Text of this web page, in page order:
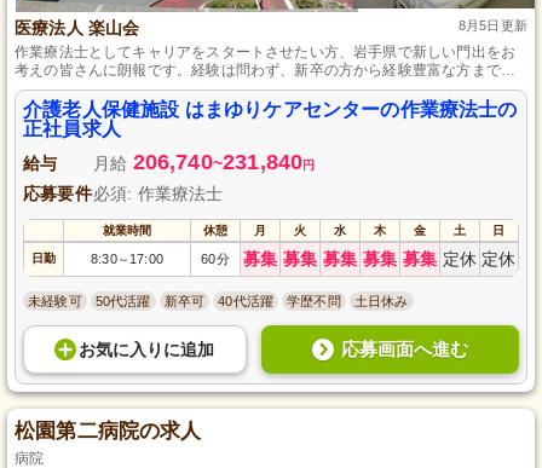
医療法人 楽山会 8月5日更新
作業療法士としてキャリアをスタートさせたい方、岩手県で新しい門出をお
考えの皆さんに朗報です。経験は問わず、新卒の方から経験豊富な方まで幅
広い年代を募集しており、給与面での配慮と明確な昇給基準（2%昇給）をご
用意しています。残業は少なめで、土日祝は基本お休み、年間休日108日とプ
ライベートも大切にできます。育児や介護でのお休み制度も充実しているた
め、生活の変化にも柔軟に対応可能です。仕事と私生活のバランスを大切に
したい作業療法士の方に是非おすすめします。
介護老人保健施設 はまゆりケアセンターの作業療法士の
正社員求人
給与 月給 206,740~231,840円
応募要件必須: 作業療法士
就業時間 休憩 月 火 水 木 金 土 日
日勤 8:30～ 17:00 60分 募集 募集 募集 募集 募集 定休 定休
未経験可 50代活躍 新卒可 40代活躍 学歴不問 土日休み
お気に入り に追加 応募画面へ進む
松園第二病院の求人
病院